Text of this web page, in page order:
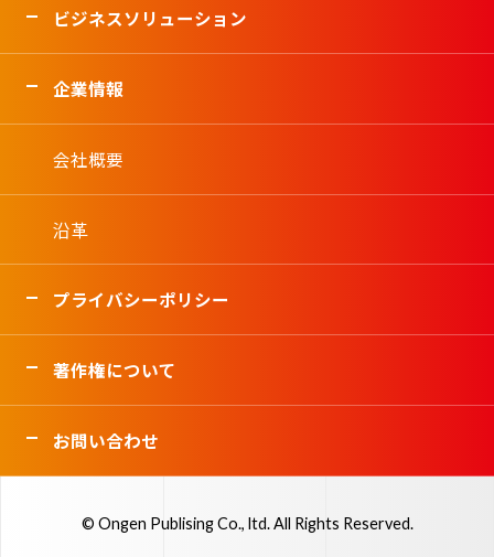
ビジネスソリューション
企業情報
会社概要
沿革
プライバシーポリシー
著作権について
お問い合わせ
© Ongen Publising Co., ltd. All Rights Reserved.